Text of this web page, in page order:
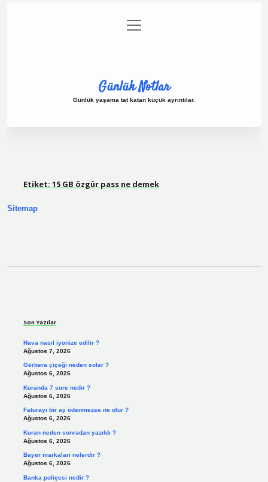
Gizlilik Politikası
menüyü
aç
Günlük Notlar
Günlük yaşama tat katan küçük ayrıntılar.
Etiket: 15 GB özgür pass ne demek
Sitemap
Son Yazılar
Hava nasıl iyonize edilir ?
Ağustos 7, 2026
Gerbera çiçeği neden solar ?
Ağustos 6, 2026
Kuranda 7 sure nedir ?
Ağustos 6, 2026
Faturayı bir ay ödenmezse ne olur ?
Ağustos 6, 2026
Kuran neden sonradan yazıldı ?
Ağustos 6, 2026
Bayer markaları nelerdir ?
Ağustos 6, 2026
Banka poliçesi nedir ?